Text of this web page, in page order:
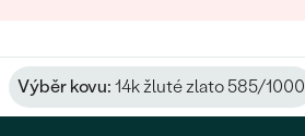
Výběr kovu: 14k žluté zlato 585/1000